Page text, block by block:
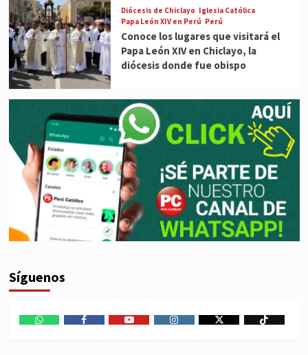
Diócesis de Chiclayo Iglesia Católica
Papa León XIV en Perú Perú
Conoce los lugares que visitará el
Papa León XIV en Chiclayo, la
diócesis donde fue obispo
Síguenos